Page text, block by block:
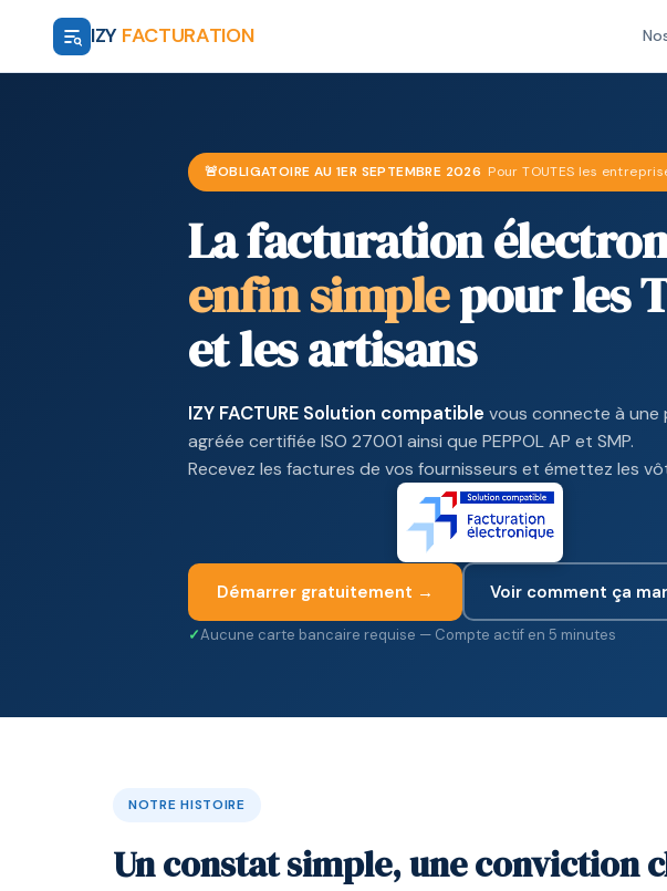
IZY FACTURATION
🚨OBLIGATOIRE AU 1ER SEPTEMBRE 2026 Pour TOUTES les
La facturation
enfin simplepour les
et les artisans
IZY FACTURE Solution compatible vous connecte à une
agréée certifiée ISO 27001 ainsi que PEPPOL AP et SMP.
Recevez les factures de vos fournisseurs et émettez les
Démarrer gratuitement → Voir comment ça
Aucune carte bancaire requise — Compte actif en 5 minutes
NOTRE HISTOIRE
Un constat simple, une conviction